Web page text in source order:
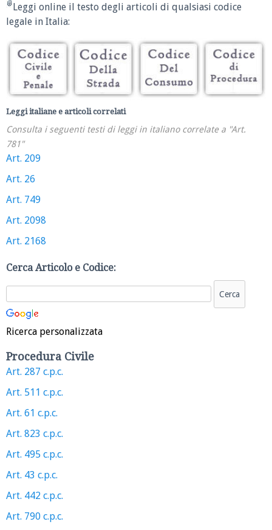
Leggi online il testo degli articoli di qualsiasi codice
legale in Italia:
Leggi italiane e articoli correlati
Consulta i seguenti testi di leggi in italiano correlate a "Art.
781"
Art. 209
Art. 26
Art. 749
Art. 2098
Art. 2168
Cerca Articolo e Codice:
Ricerca personalizzata
Procedura Civile
Art. 287 c.p.c.
Art. 511 c.p.c.
Art. 61 c.p.c.
Art. 823 c.p.c.
Art. 495 c.p.c.
Art. 43 c.p.c.
Art. 442 c.p.c.
Art. 790 c.p.c.